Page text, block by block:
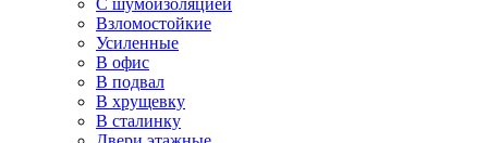
С шумоизоляцией
Взломостойкие
Усиленные
В офис
В подвал
В хрущевку
В сталинку